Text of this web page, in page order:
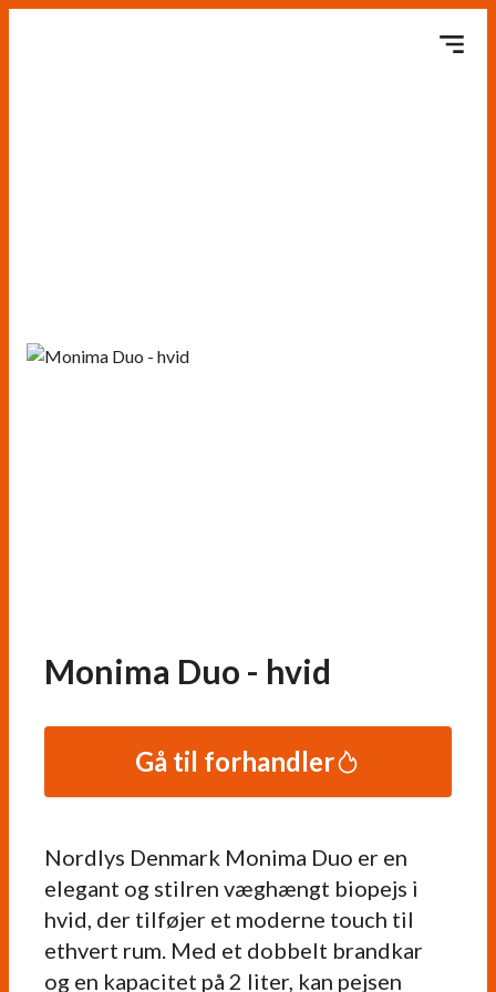
Monima Duo - hvid
Nordlys Denmark Monima Duo er en
elegant og stilren væghængt biopejs i
hvid, der tilføjer et moderne touch til
ethvert rum. Med et dobbelt brandkar
og en kapacitet på 2 liter, kan pejsen
Gå til forhandler